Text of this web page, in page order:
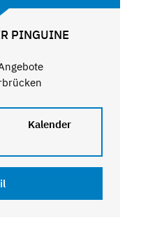
PINGUINE
Kalender